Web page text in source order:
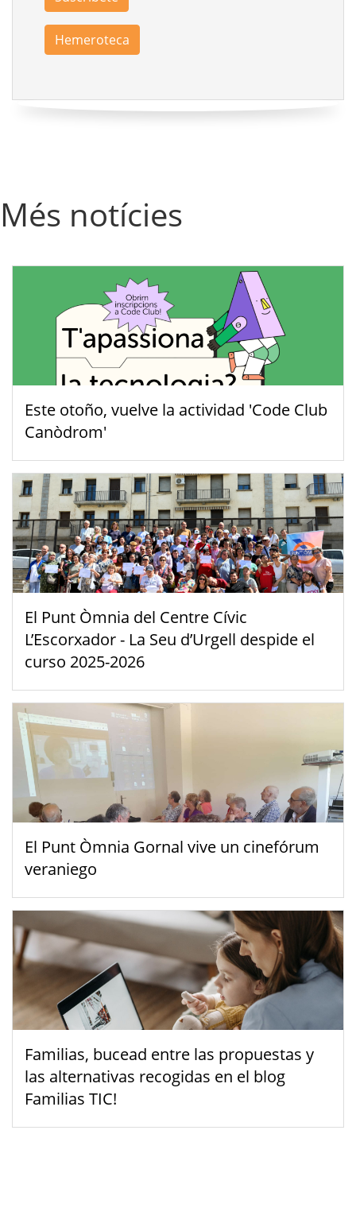
Hemeroteca
Més notícies
Este otoño, vuelve la actividad 'Code Club
Canòdrom'
El Punt Òmnia del Centre Cívic
L’Escorxador - La Seu d’Urgell despide el
curso 2025-2026
El Punt Òmnia Gornal vive un cinefórum
veraniego
Familias, bucead entre las propuestas y
las alternativas recogidas en el blog
Familias TIC!